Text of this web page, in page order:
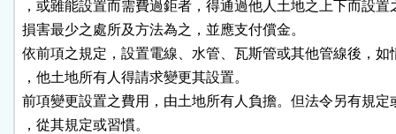
，或雖能設置而需費過鉅者，得通過他人土地之上下而設置
損害最少之處所及方法為之，並應支付償金。
依前項之規定，設置電線、水管、瓦斯管或其他管線後，如
，他土地所有人得請求變更其設置。
前項變更設置之費用，由土地所有人負擔。但法令另有規定
，從其規定或習慣。